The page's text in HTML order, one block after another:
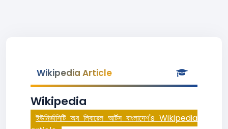
Wikipedia Article
Wikipedia
ইউনির্ভাসিটি অব লিবারেল আর্টস বাংলাদেশ's Wikipedia